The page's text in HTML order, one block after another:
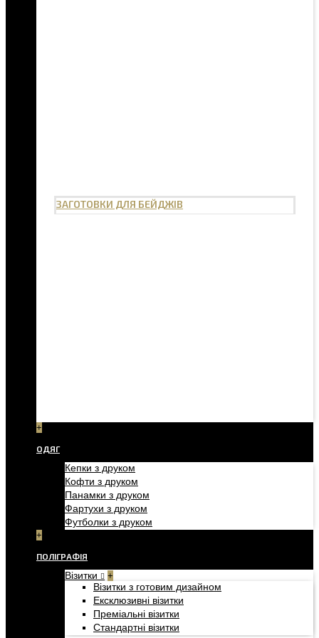
ЗАГОТОВКИ ДЛЯ БЕЙДЖІВ
+
ОДЯГ
Кепки з друком
Кофти з друком
Панамки з друком
Фартухи з друком
Футболки з друком
+
ПОЛІГРАФІЯ
Візитки +
Візитки з готовим дизайном
Ексклюзивні візитки
Преміальні візитки
Стандартні візитки